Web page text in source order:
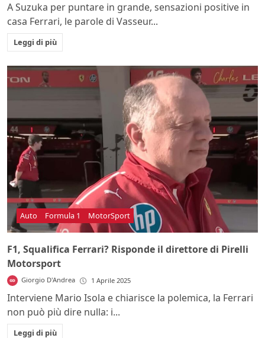
A Suzuka per puntare in grande, sensazioni positive in
casa Ferrari, le parole di Vasseur...
Leggi di più
Auto Formula 1 MotorSport
F1, Squalifica Ferrari? Risponde il direttore di Pirelli
Motorsport
Giorgio D'Andrea 1 Aprile 2025
Interviene Mario Isola e chiarisce la polemica, la Ferrari
non può più dire nulla: i...
Leggi di più